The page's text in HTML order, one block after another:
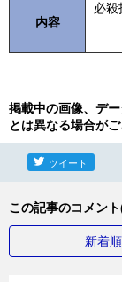
内容
必殺
掲載中の画像、デ
とは異なる場合がご
ツイート
この記事のコメン
新着順